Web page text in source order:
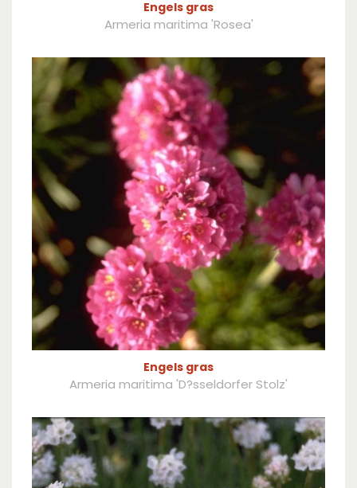
Engels gras
Armeria maritima 'Rosea'
Engels gras
Armeria maritima 'D?sseldorfer Stolz'